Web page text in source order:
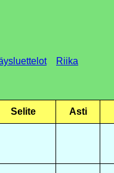
Riika
Selite Asti